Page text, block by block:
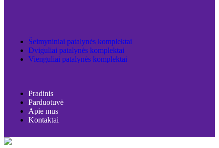
Šeimyniniai patalynės komplektai
Dviguliai patalynės komplektai
Vienguliai patalynės komplektai
Pradinis
Parduotuvė
Apie mus
Kontaktai